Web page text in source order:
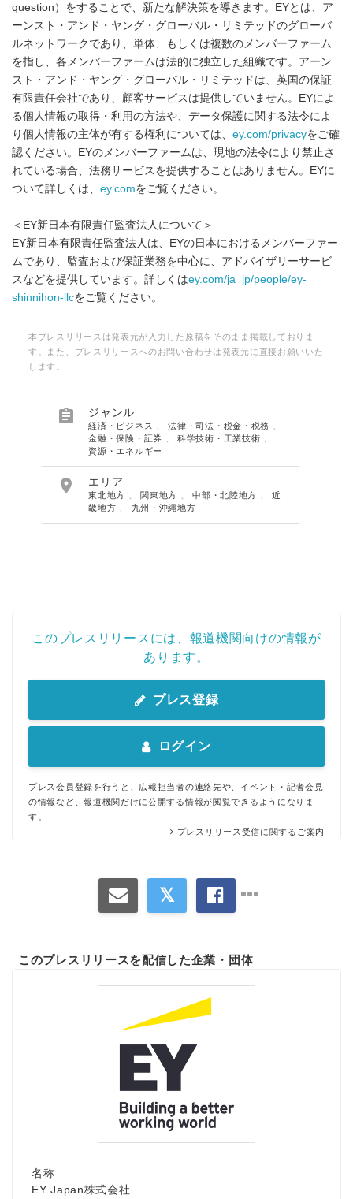
question）をすることで、新たな解決策を導きます。EYとは、ア
ーンスト・アンド・ヤング・グローバル・リミテッドのグローバ
ルネットワークであり、単体、もしくは複数のメンバーファーム
を指し、各メンバーファームは法的に独立した組織です。アーン
スト・アンド・ヤング・グローバル・リミテッドは、英国の保証
有限責任会社であり、顧客サービスは提供していません。EYによ
る個人情報の取得・利用の方法や、データ保護に関する法令によ
り個人情報の主体が有する権利については、 ey.com/privacyをご確
認ください。EYのメンバーファームは、現地の法令により禁止さ
れている場合、法務サービスを提供することはありません。EYに
ついて詳しくは、 ey.comをご覧ください。
＜EY新日本有限責任監査法人について＞
EY新日本有限責任監査法人は、EYの日本におけるメンバーファー
ムであり、監査および保証業務を中心に、アドバイザリーサービ
スなどを提供しています。詳しくはey.com/ja_jp/people/ey-
shinnihon-llcをご覧ください。
本プレスリリースは発表元が入力した原稿をそのまま掲載しておりま
す。また、プレスリリースへのお問い合わせは発表元に直接お願いいた
します。
 ジャンル
経済・ビジネス 、法律・司法・税金・税務
金融・保険・証券
、科学技術・工業技術
資源・エネルギー
 エリア
東北地方 関東地方 、中部・北陸地方 、近
畿地方
九州・沖縄地方
このプレスリリースには、報道機関向けの情報が
あります。
プレス登録
ログイン
プレス会員登録を行うと、広報担当者の連絡先や、イベント・記者会見
の情報など、報道機関だけに公開する情報が閲覧できるようになりま
す。
プレスリリース受信に関するご案内
このプレスリリースを配信した企業・団体
名称
EY Japan株式会社